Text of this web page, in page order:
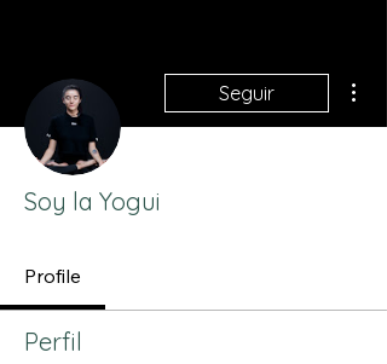
Seguir
Soy la Yogui
Profile
Perfil